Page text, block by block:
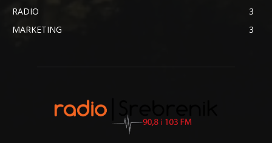
RADIO
3
MARKETING
3